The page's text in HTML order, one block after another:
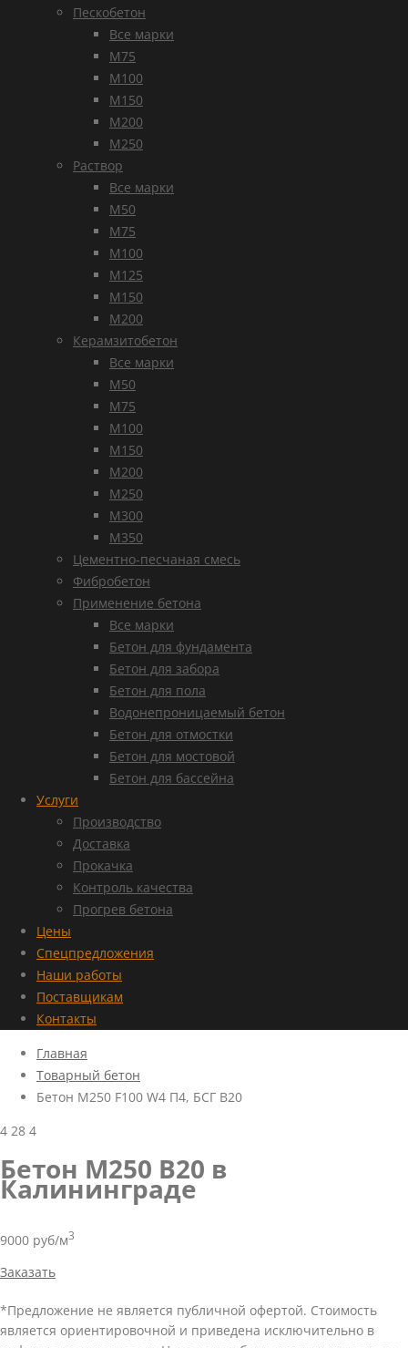
Пескобетон
Все марки
М75
М100
М150
М200
М250
Раствор
Все марки
М50
М75
М100
М125
М150
М200
Керамзитобетон
Все марки
М50
М75
М100
М150
М200
М250
М300
М350
Цементно-песчаная смесь
Фибробетон
Применение бетона
Все марки
Бетон для фундамента
Бетон для забора
Бетон для пола
Водонепроницаемый бетон
Бетон для отмостки
Бетон для мостовой
Бетон для бассейна
Услуги
Производство
Доставка
Прокачка
Контроль качества
Прогрев бетона
Цены
Спецпредложения
Наши работы
Поставщикам
Контакты
Главная
Товарный бетон
Бетон M250 F100 W4 П4, БСГ В20
4 28 4
Бетон М250 В20 в
Калининграде
9000 руб/м3
Заказать
*Предложение не является публичной офертой. Стоимость
является ориентировочной и приведена исключительно в